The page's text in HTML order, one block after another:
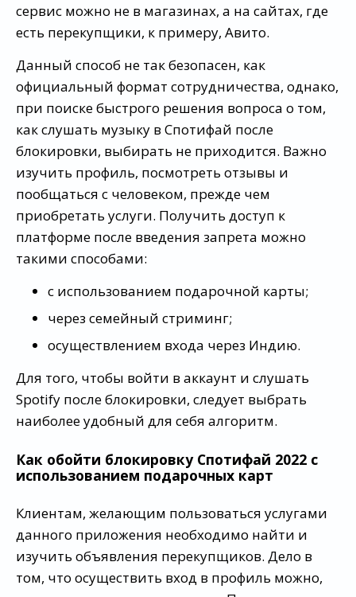
сервис можно не в магазинах, а на сайтах, где
есть перекупщики, к примеру, Авито.
Данный способ не так безопасен, как
официальный формат сотрудничества, однако,
при поиске быстрого решения вопроса о том,
как слушать музыку в Спотифай после
блокировки, выбирать не приходится. Важно
изучить профиль, посмотреть отзывы и
пообщаться с человеком, прежде чем
приобретать услуги. Получить доступ к
платформе после введения запрета можно
такими способами:
с использованием подарочной карты;
через семейный стриминг;
осуществлением входа через Индию.
Для того, чтобы войти в аккаунт и слушать
Spotify после блокировки, следует выбрать
наиболее удобный для себя алгоритм.
Как обойти блокировку Спотифай 2022 с
использованием подарочных карт
Клиентам, желающим пользоваться услугами
данного приложения необходимо найти и
изучить объявления перекупщиков. Дело в
том, что осуществить вход в профиль можно,